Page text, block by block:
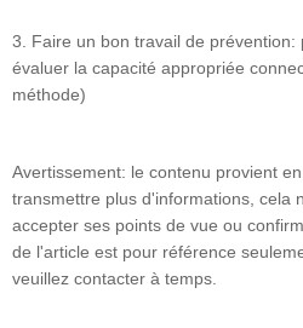
3. Faire un bon travail de
évaluer la capacité appropriée
méthode)
Avertissement: le contenu provient
transmettre plus d'informations, cela
accepter ses points de vue ou
de l'article est pour référence
veuillez contacter à temps.